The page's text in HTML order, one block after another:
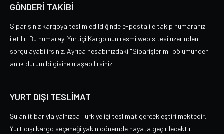
GÖNDERİ TAKİBİ
Siparişiniz kargoya teslim edildiğinde e-posta ile takip numaranız
iletilir. Bu numarayı Yurtiçi Kargo'nun resmi web sitesi üzerinden
sorgulayabilirsiniz. Ayrıca hesabınızdaki "Siparişlerim" bölümünden
anlık durum bilgisine ulaşabilirsiniz.
YURT DIŞI TESLİMAT
Şu an itibarıyla yalnızca Türkiye içi teslimat gerçekleştirilmektedir.
Yurt dışı kargo seçeneği yakın dönemde hayata geçirilecektir.